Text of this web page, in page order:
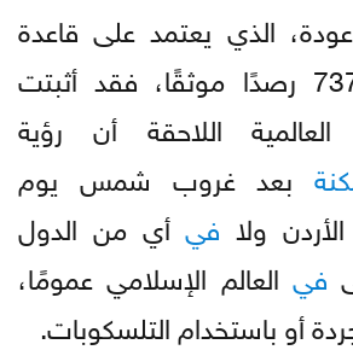
الذي يعتمد على قاعدة
بيانات تشمل 737 رصدًا موثقًا، فقد أثبتت
اللاحقة أن رؤية
بعد غروب شمس يوم
الأردن ولا فيأي من الدول
في العالم الإسلامي عمومًا،
أو باستخدام التلسكوبات.